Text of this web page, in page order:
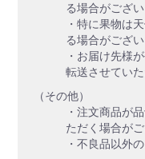
る場合がござい
・特に果物は
る場合がござい
・お届け先様
転送させてい
（その他）
・注文商品が
ただく場合がご
・不良品以外